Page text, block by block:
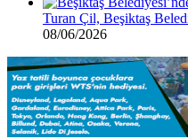
Turan Çil, Beşiktaş
08/06/2026